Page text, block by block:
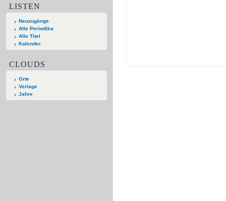
LISTEN
Neuzugänge
Alle Periodika
Alle Titel
Kalender
CLOUDS
Orte
Verlage
Jahre